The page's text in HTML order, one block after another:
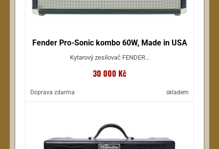
Fender Pro-Sonic kombo 60W, Made in USA
Kytarový zesilovač FENDER...
30 000 Kč
Doprava zdarma skladem